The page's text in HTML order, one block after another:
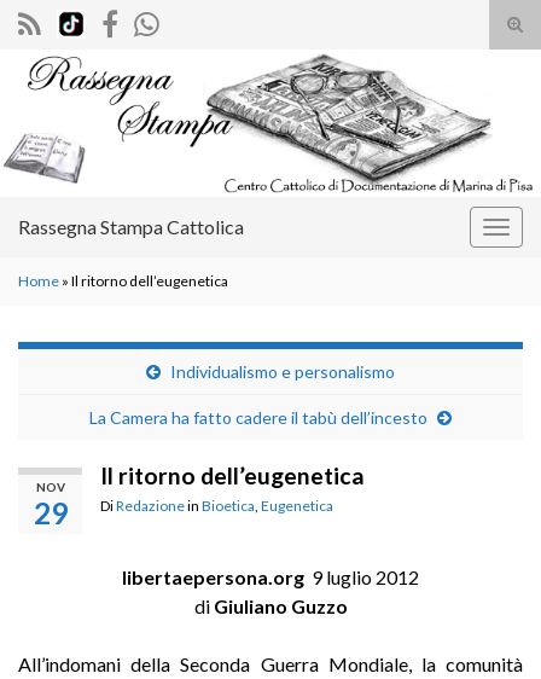
il
Search for:
Rassegna Stampa Cattolica
Home » Il ritorno dell’eugenetica
Individualismo e personalismo
La Camera ha fatto cadere il tabù dell’incesto
NOV
29
Il ritorno dell’eugenetica
DiRedazionein Bioetica Eugenetica
libertaepersona.org 9 luglio 2012
di Giuliano Guzzo
All’indomani della Seconda Guerra Mondiale, la comunità